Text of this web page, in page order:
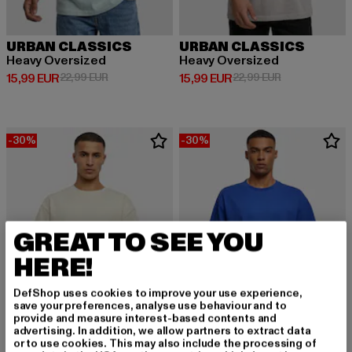
URBAN CLASSICS
Heavy Oversized
15,99 EUR
Derzeitiger Preis: 15,99 EUR
22,99 EURAktionspreis: 22,99 EUR
URBAN CLASSICS
Heavy Oversized
15,99 EUR
Derzeitiger Preis: 15,99 EUR
22,99 EURAktionspreis:
-30% -30%
GREAT TO SEE YOU
HERE!
DefShop uses cookies to improve your use experience,
save your preferences, analyse use behaviour and to
provide and measure interest-based contents and
advertising. In addition, we allow partners to extract data
or to use cookies. This may also include the processing of